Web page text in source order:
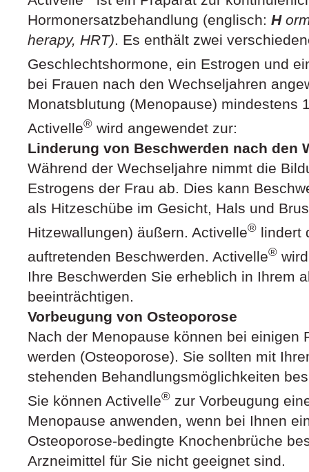
Hormonersatzbehandlung (englisch: H
herapy, HRT). Es enthält zwei
Geschlechtshormone, ein Estrogen und
bei Frauen nach den Wechseljahren
Monatsblutung (Menopause) mindestens
Activelle® wird angewendet zur:
Linderung von Beschwerden nach den
Während der Wechseljahre nimmt die
Estrogens der Frau ab. Dies kann
als Hitzeschübe im Gesicht, Hals und
Hitzewallungen) äußern. Activelle® lindert
auftretenden Beschwerden. Activelle®
Ihre Beschwerden Sie erheblich in Ihrem
beeinträchtigen.
Vorbeugung von Osteoporose
Nach der Menopause können bei einigen
werden (Osteoporose). Sie sollten mit
stehenden Behandlungsmöglichkeiten
Sie können Activelle® zur Vorbeugung
Menopause anwenden, wenn bei Ihnen
Osteoporose-bedingte Knochenbrüche
Arzneimittel für Sie nicht geeignet sind.